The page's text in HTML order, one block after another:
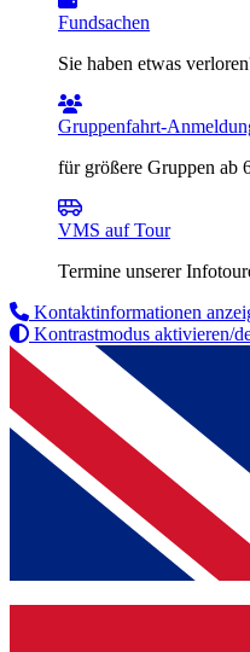
Fundsachen
Sie haben etwas
Gruppenfahrt-
für größere Gruppen ab
VMS auf Tour
Termine unserer
Kontaktinformationen
Kontrastmodus aktivieren/